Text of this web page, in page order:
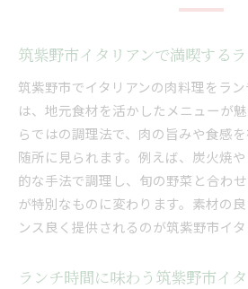
筑紫野市イタリアンで満喫する
筑紫野市でイタリアンの肉料理をラ
は、地元食材を活かしたメニューが
らではの調理法で、肉の旨みや食感
随所に見られます。例えば、炭火焼
的な手法で調理し、旬の野菜と合わ
が特別なものに変わります。素材の
ンス良く提供されるのが筑紫野市イタ
ランチ時間に味わう筑紫野市イ